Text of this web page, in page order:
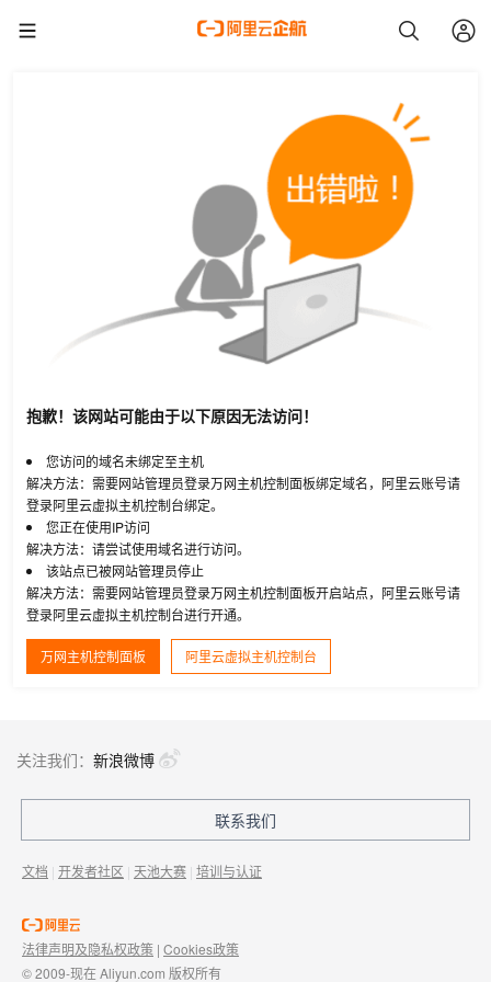
抱歉！该网站可能由于以下原因无法访问！
您访问的域名未绑定至主机
解决方法：需要网站管理员登录万网主机控制面板绑定域名，阿里云账号请
登录阿里云虚拟主机控制台绑定。
您正在使用IP访问
解决方法：请尝试使用域名进行访问。
该站点已被网站管理员停止
解决方法：需要网站管理员登录万网主机控制面板开启站点，阿里云账号请
登录阿里云虚拟主机控制台进行开通。
万网主机控制面板 阿里云虚拟主机控制台